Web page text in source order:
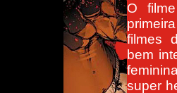
O
filmes
bem
super